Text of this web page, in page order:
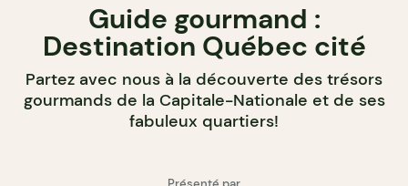
Guide gourmand :
Destination Québec cité
Partez avec nous à la découverte des trésors
gourmands de la Capitale-Nationale et de ses
fabuleux quartiers!